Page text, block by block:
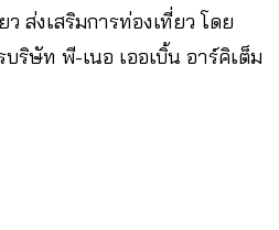
ส่งเสริมการท่องเที่ยว โดย
ริษัท พี-เนอ เออเบิ้น อาร์คิเต็ม